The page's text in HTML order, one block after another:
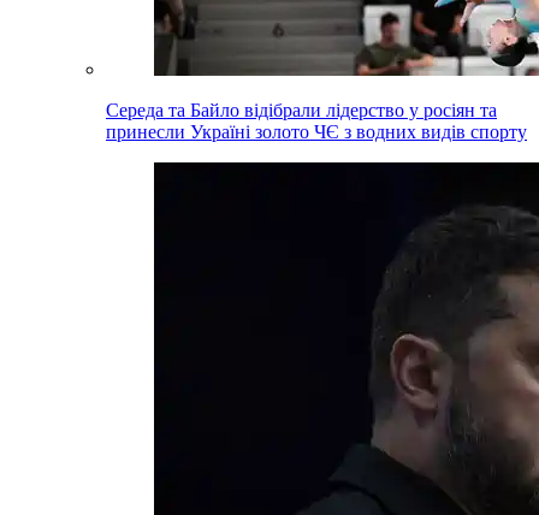
Середа та Байло відібрали лідерство у росіян та
принесли Україні золото ЧЄ з водних видів спорту